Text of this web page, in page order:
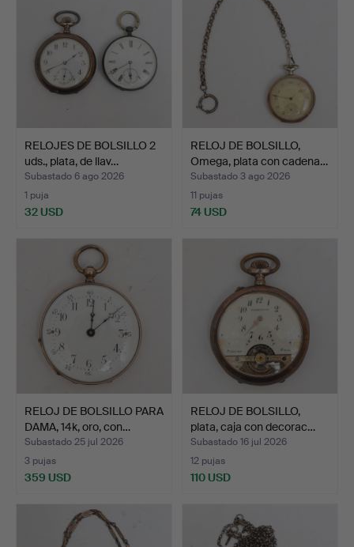
Auktionsbyrå
RELOJES DE BOLSILLO 2
uds., plata, de llav…
Subastado 6 ago 2026
1 puja
32 USD
RELOJ DE BOLSILLO,
Omega, plata con cadena…
Subastado 3 ago 2026
11 pujas
74 USD
RELOJ DE BOLSILLO PARA
DAMA, 14k, oro, con…
Subastado 25 jul 2026
3 pujas
359 USD
RELOJ DE BOLSILLO,
plata, caja con decorac…
Subastado 16 jul 2026
12 pujas
110 USD